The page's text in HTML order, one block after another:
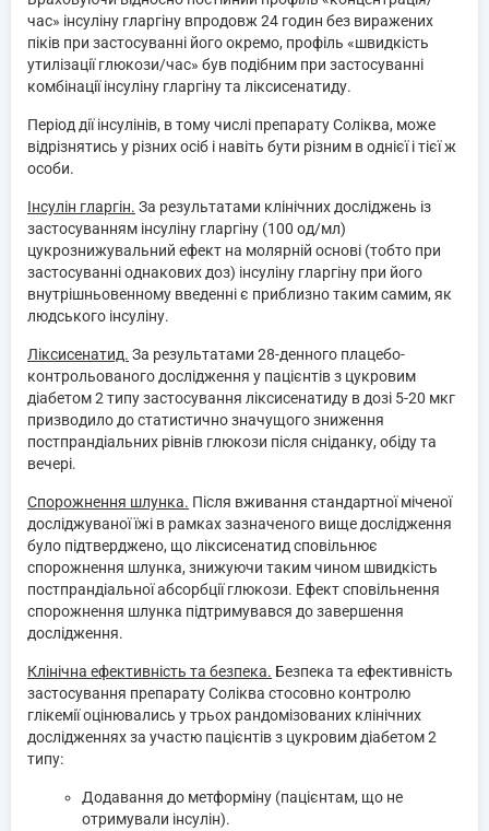
час» інсуліну гларгіну впродовж 24 годин без виражених
піків при застосуванні його окремо, профіль «швидкість
утилізації глюкози/час» був подібним при застосуванні
комбінації інсуліну гларгіну та ліксисенатиду.
Період дії інсулінів, в тому числі препарату Соліква, може
відрізнятись у різних осіб і навіть бути різним в однієї і тієї ж
особи.
Інсулін гларгін. За результатами клінічних досліджень із
застосуванням інсуліну гларгіну (100 од/мл)
цукрознижувальний ефект на молярній основі (тобто при
застосуванні однакових доз) інсуліну гларгіну при його
внутрішньовенному введенні є приблизно таким самим, як
людського інсуліну.
Ліксисенатид. За результатами 28-денного плацебо-
контрольованого дослідження у пацієнтів з цукровим
діабетом 2 типу застосування ліксисенатиду в дозі 5-20 мкг
призводило до статистично значущого зниження
постпрандіальних рівнів глюкози після сніданку, обіду та
вечері.
Спорожнення шлунка. Після вживання стандартної міченої
досліджуваної їжі в рамках зазначеного вище дослідження
було підтверджено, що ліксисенатид сповільнює
спорожнення шлунка, знижуючи таким чином швидкість
постпрандіальної абсорбції глюкози. Ефект сповільнення
спорожнення шлунка підтримувався до завершення
дослідження.
Клінічна ефективність та безпека. Безпека та ефективність
застосування препарату Соліква стосовно контролю
глікемії оцінювались у трьох рандомізованих клінічних
дослідженнях за участю пацієнтів з цукровим діабетом 2
типу:
Додавання до метформіну (пацієнтам, що не
отримували інсулін).